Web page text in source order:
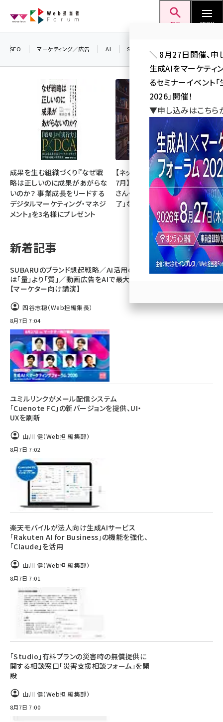
ン
検索 MENU
seo (3536)
ai (2818)
youtube (2444)
note (2320)
セミナー (2313)
z世代 (1629)
llmo (1167)
SEO マーケティング／広告 AI SNS
成果を生む組織づくり『なぜ戦
略は正しいのに成果があがらな
いのか？ 事業成長をリードする
デジタルマーケティング・マネジ
メント』を3名様にプレゼント
【ネットミーム振り返り・2026年
7月】「映画ちいかわ」「佐藤二朗
さん・橋本愛さん」「POPOPO終
了」など
新着記事
SUBARUのブランド想起戦略／AI活用のカギ
は「量」より「質」／動画広告をAIで最大化
【マーケター向け講演】
四谷志穂（Web担編集長）
8月7日 7:04
ユミルリンクがメール配信システム
「Cuenote FC」の新バージョンを提供、UI・
UXを刷新
山川 健（Web担 編集部）
8月7日 7:02
楽天モバイルが法人向け生成AIサービス
「Rakuten AI for Business」の機能を強化、
「Claude」を活用
山川 健（Web担 編集部）
8月7日 7:01
「Studio」有料プランの災害時の無償提供に
関する相談窓口「災害支援相談フォーム」を開
設
山川 健（Web担 編集部）
8月7日 7:00
＼ 8月27日開催、申
生成AIをマーケティ
るセミナーイベント
2026」開催！
▼申し込みはこち